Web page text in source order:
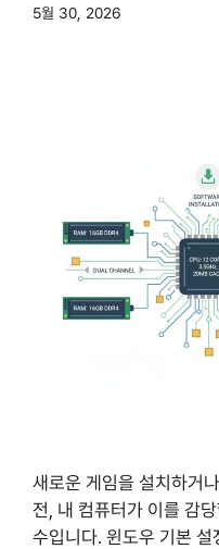
5월 30, 2026
새로운 게임을 설치하거
전, 내 컴퓨터가 이를 감
수입니다. 윈도우 기본 설